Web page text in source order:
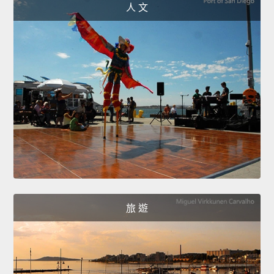
人 文
旅 遊